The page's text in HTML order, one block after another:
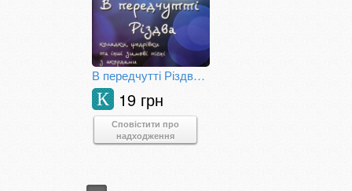
В передчутті Різдва. Колядки, Щедрівки та інші зимові пісні з акордами
19 грн
К
Сповістити про
надходження